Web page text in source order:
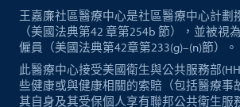
王嘉廉社區醫療中心是社區醫療中心計劃
（美國法典第42 章第254b 節），並被視
僱員（美國法典第42章第233(g)–(n)節）。
此醫療中心接受美國衛生與公共服務部
些健康或與健康相關的索賠（包括醫療事
其自身及其受保個人享有聯邦公共衛生服